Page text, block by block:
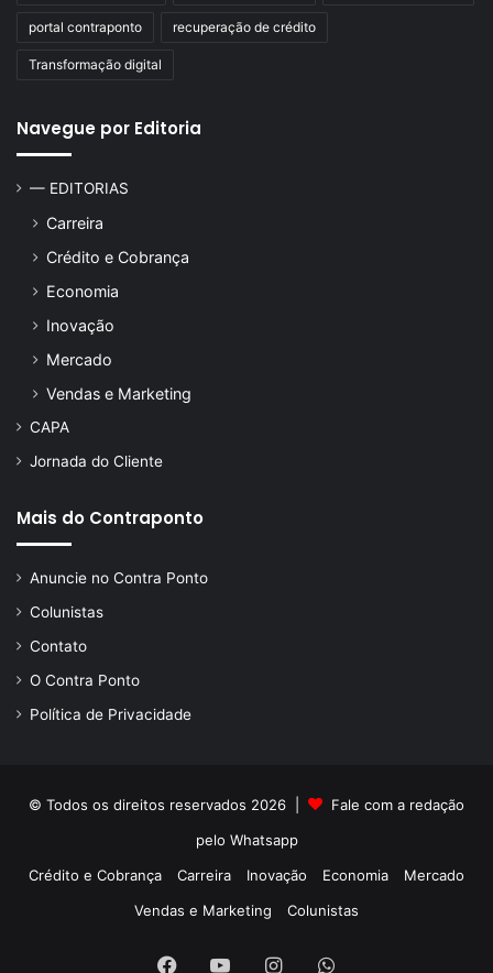
portal contraponto recuperação de crédito
Transformação digital
Navegue por Editoria
— EDITORIAS
Carreira
Crédito e Cobrança
Economia
Inovação
Mercado
Vendas e Marketing
CAPA
Jornada do Cliente
Mais do Contraponto
Anuncie no Contra Ponto
Colunistas
Contato
O Contra Ponto
Política de Privacidade
© Todos os direitos reservados 2026 |
Fale com a redação
pelo Whatsapp
Crédito e Cobrança
Carreira Inovação Economia
Mercado
Vendas e Marketing
Colunistas
Facebook
YouTubeInstagramWhatsApp